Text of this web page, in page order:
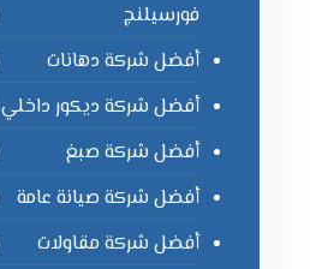
فورسيلنج
أفضل شركة دهانات
أفضل شركة ديكور داخلي
أفضل شركة صبغ
أفضل شركة صيانة عامة
أفضل شركة مقاولات